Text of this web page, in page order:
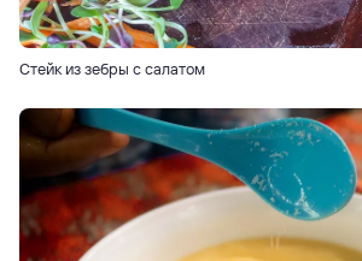
Стейк из зебры с салатом